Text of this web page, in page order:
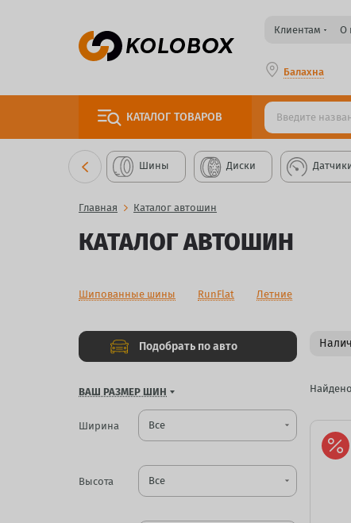
Клиентам О
Балахна
КАТАЛОГ ТОВАРОВ
Шины Диски
Главная Каталог автошин
КАТАЛОГ АВТОШИН
Шипованные шины RunFlat Летние
Подобрать по авто
ВАШ РАЗМЕР ШИН
Ширина arrow_drop_down
Высота arrow_drop_down
Найдено